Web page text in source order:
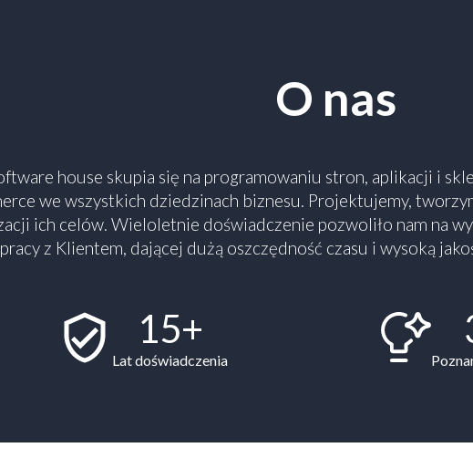
O nas
house skupia się na programowaniu stron, aplikacji i
we wszystkich dziedzinach biznesu. Projektujemy,
ich celów. Wieloletnie doświadczenie pozwoliło nam na
z Klientem, dającej dużą oszczędność czasu i wysoką
15+
Lat doświadczenia